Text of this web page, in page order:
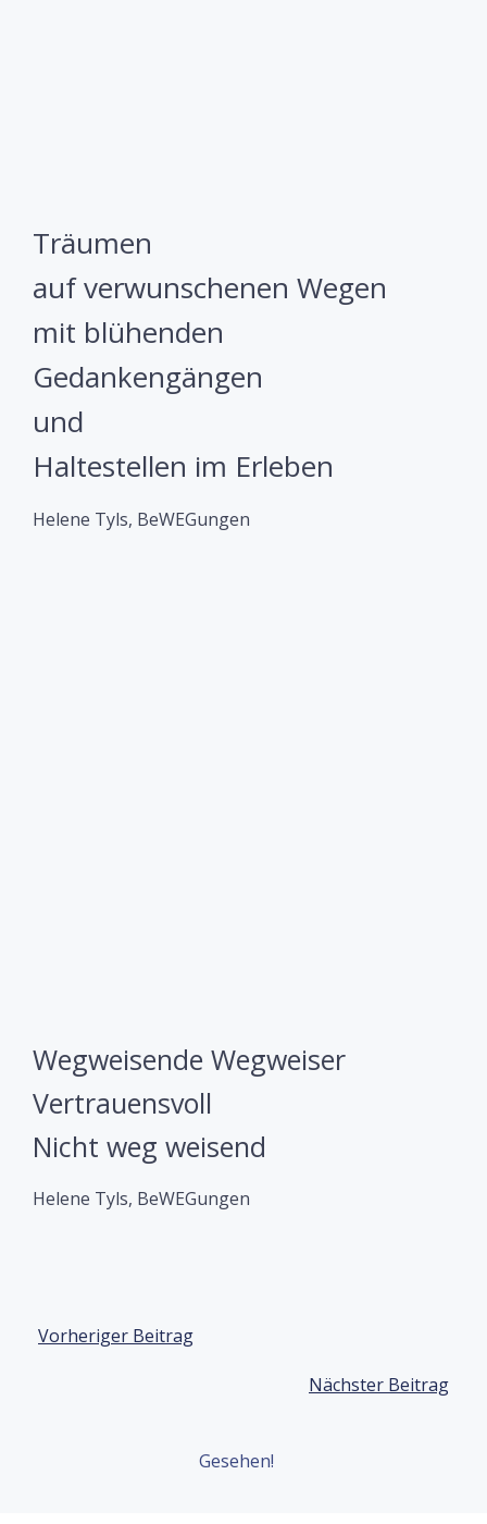
Träumen
auf verwunschenen Wegen
mit blühenden
Gedankengängen
und
Haltestellen im Erleben
Helene Tyls, BeWEGungen
Wegweisende Wegweiser
Vertrauensvoll
Nicht weg weisend
Helene Tyls, BeWEGungen
Beitragsnavigation
Vorheriger Beitrag
Beitragsnavigation
Nächster Beitrag
Gesehen!